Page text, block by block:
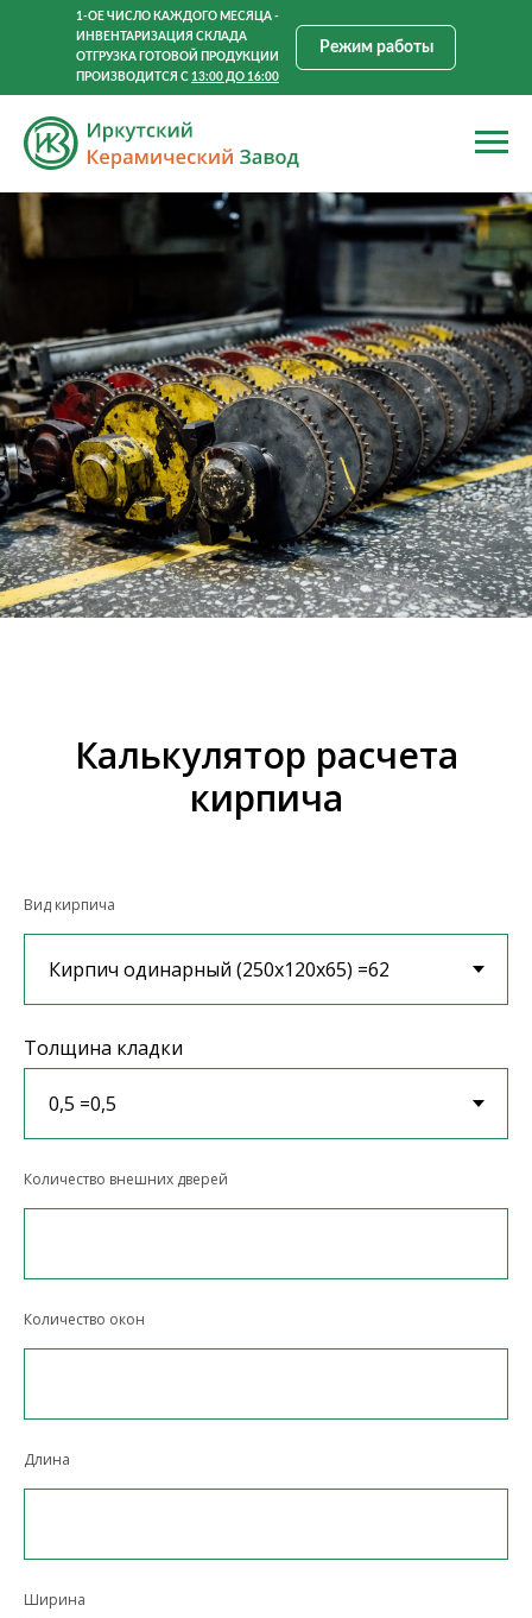
1-ОЕ ЧИСЛО КАЖДОГО МЕСЯЦА -
ИНВЕНТАРИЗАЦИЯ СКЛАДА
ОТГРУЗКА ГОТОВОЙ ПРОДУКЦИИ
ПРОИЗВОДИТСЯ С 13:00 ДО 16:00
Режим работы
Калькулятор расчета
кирпича
Вид кирпича
Толщина кладки
Количество внешних дверей
Количество окон
Длина
Ширина